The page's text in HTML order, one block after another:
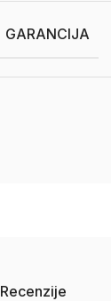
GARANCIJA
Recenzije